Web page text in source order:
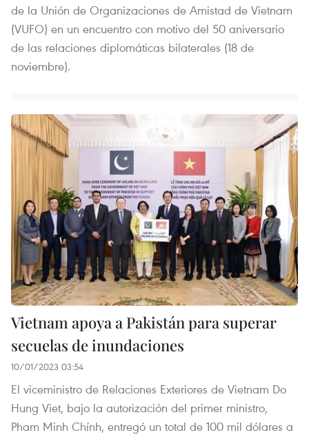
de la Unión de Organizaciones de Amistad de Vietnam
(VUFO) en un encuentro con motivo del 50 aniversario
de las relaciones diplomáticas bilaterales (18 de
noviembre).
Vietnam apoya a Pakistán para superar
secuelas de inundaciones
10/01/2023 03:54
El viceministro de Relaciones Exteriores de Vietnam Do
Hung Viet, bajo la autorización del primer ministro,
Pham Minh Chính, entregó un total de 100 mil dólares a